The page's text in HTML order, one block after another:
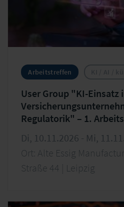
Arbeitstreffen
User Group "KI-Einsatz
Regulatorik" – 1.
Di, 10.11.2026 - Mi,
Ort: Alte Essig
Straße 44 | Leipzig